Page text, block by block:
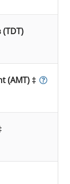
(AMT) ‡